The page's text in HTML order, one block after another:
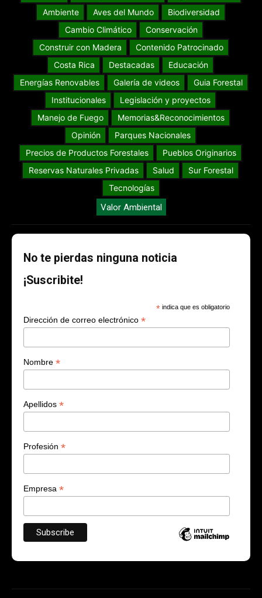
Ambiente
Aves del Mundo
Biodiversidad
Cambio Climático
Conservación
Construir con Madera
Contenido Patrocinado
Costa Rica
Destacadas
Educación
Energías Renovables
Galería de videos
Guia Forestal
Institucionales
Legislación y proyectos
Manejo de Fuego
Memorias&Reconocimientos
Opinión
Parques Nacionales
Precios de Productos Forestales
Pueblos Originarios
Reservas Naturales Privadas
Salud
Sur Forestal
Tecnologías
Valor Ambiental
No te pierdas ninguna noticia
¡Suscribite!
* indica que es obligatorio
Dirección de correo electrónico *
Nombre *
Apellidos *
Profesión *
Empresa *